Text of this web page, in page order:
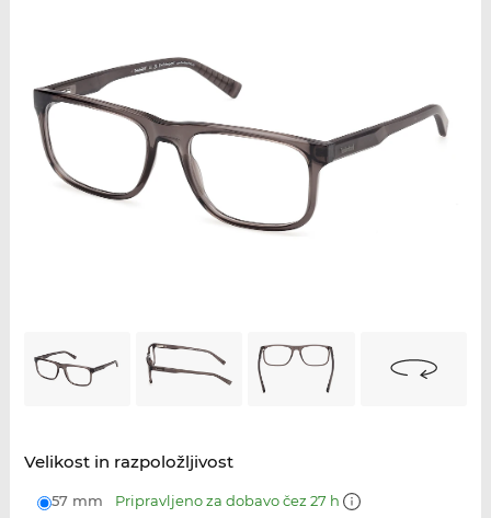
Velikost in razpoložljivost
57 mm Pripravljeno za dobavo čez 27 h